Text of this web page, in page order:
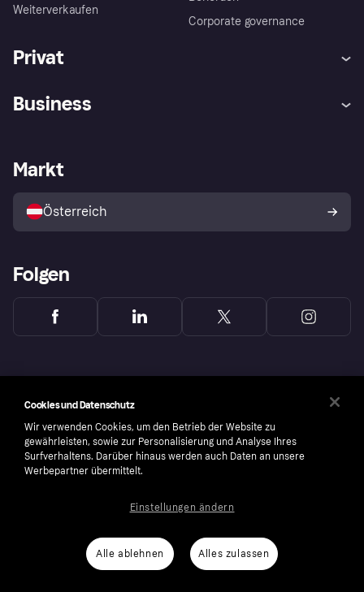
Weiterverkaufen
Corporate governance
Privat
Shops entdecken
Business
Händlerportal
Markt
Österreich
Folgen
number: 556737-0431
Cookies Klarna.com
Cookies und Datenschutz
Wir verwenden Cookies, um den Betrieb der Website zu
gewährleisten, sowie zur Personalisierung und Analyse Ihres
Surfverhaltens. Darüber hinaus werden auch Daten an unsere
Werbepartner übermittelt.
Alle ablehnen Alles zulassen
Einstellungen ändern